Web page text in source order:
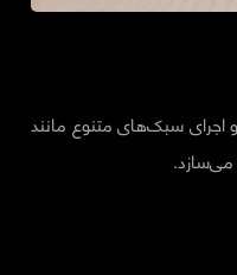
اجرای سبک‌های متنوع مانند
می‌سازد.